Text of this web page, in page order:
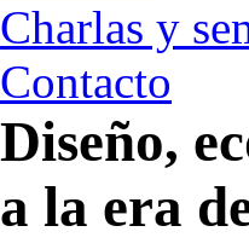
Charlas y
Contacto
Diseño,
a la era